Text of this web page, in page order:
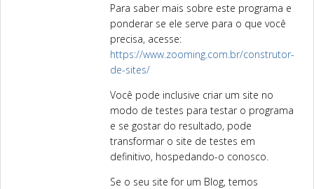
Para saber mais sobre este programa e
ponderar se ele serve para o que você
precisa, acesse:
https://www.zooming.com.br/construtor-
de-sites/
Você pode inclusive criar um site no
modo de testes para testar o programa
e se gostar do resultado, pode
transformar o site de testes em
definitivo, hospedando-o conosco.
Se o seu site for um Blog, temos